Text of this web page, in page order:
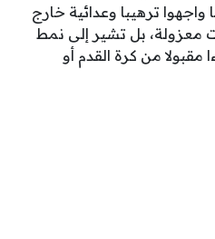
ترهيبا وعدائية خارج
معزولة، بل تشير إلى نمط
من كرة القدم أو